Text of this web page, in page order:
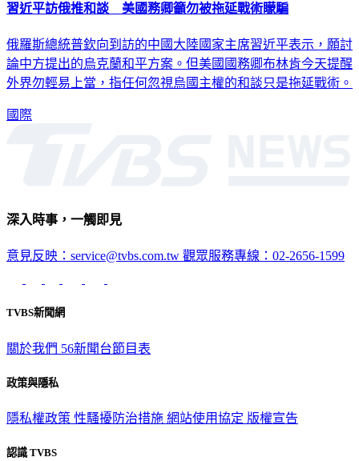
習近平訪俄推和談 美國務卿籲勿被拖延戰術矇騙
俄羅斯總統普欽向到訪的中國大陸國家主席習近平表示，願討
論中方提出的烏克蘭和平方案。但美國國務卿布林肯今天提醒
外界勿輕易上當，指任何忽視烏國主權的和談只是拖延戰術。
國際
深入時事，一觸即見
意見反映：service@tvbs.com.tw 觀眾服務專線：02-2656-1599
TVBS新聞網
關於我們 56新聞台節目表
政策與隱私
隱私權政策 性騷擾防治措施 網站使用協定 版權宣告
認識 TVBS